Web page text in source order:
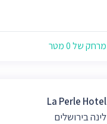
מרחק של 0 מטר
La Perle Hotel
לינה בירושלים